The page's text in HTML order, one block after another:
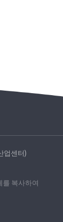
업센터)
를 복사하여